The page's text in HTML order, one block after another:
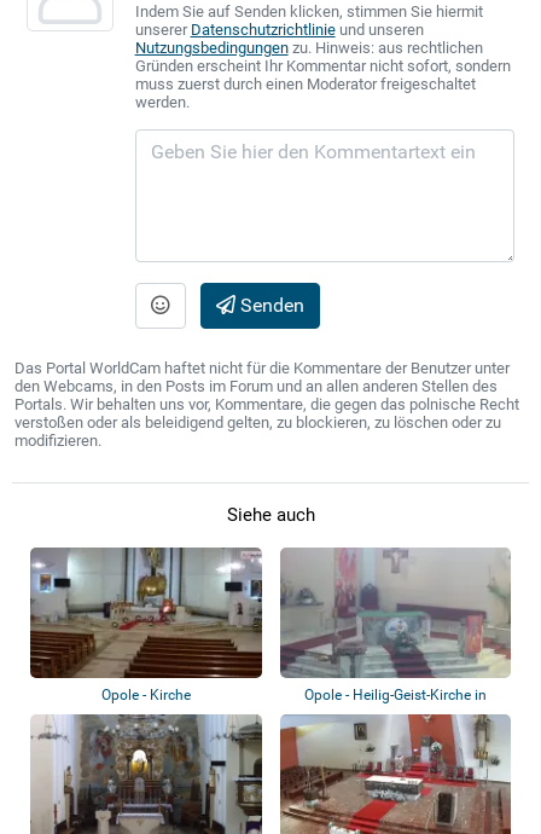
Indem Sie auf Senden klicken, stimmen Sie hiermit
unserer Datenschutzrichtlinieund unseren
Nutzungsbedingungenzu. Hinweis: aus rechtlichen
Gründen erscheint Ihr Kommentar nicht sofort, sondern
muss zuerst durch einen Moderator freigeschaltet
werden.
Senden
Das Portal WorldCam haftet nicht für die Kommentare der Benutzer unter
den Webcams, in den Posts im Forum und an allen anderen Stellen des
Portals. Wir behalten uns vor, Kommentare, die gegen das polnische Recht
verstoßen oder als beleidigend gelten, zu blockieren, zu löschen oder zu
modifizieren.
Siehe auch
Opole - Kirche
Opole - Heilig-Geist-Kirche in
Winów